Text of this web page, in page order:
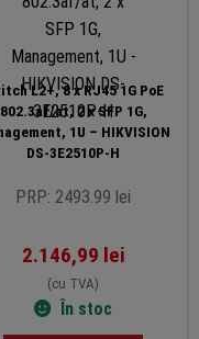
L2+, 8 x RJ45 1G PoE
802.3af/at, 2 x SFP 1G,
1U – HIKVISION
DS-3E2510P-H
PRP: 2493.99 lei
2.146,99 lei
(cu TVA)
În stoc